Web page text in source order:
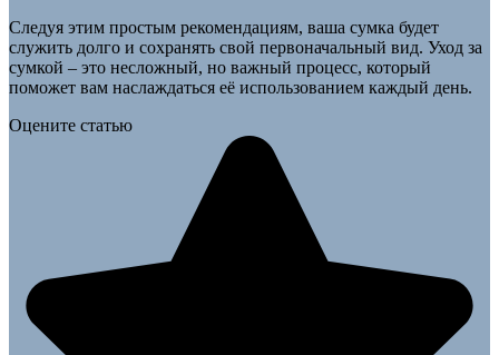
Следуя этим простым рекомендациям, ваша сумка будет
служить долго и сохранять свой первоначальный вид. Уход за
сумкой – это несложный, но важный процесс, который
поможет вам наслаждаться её использованием каждый день.
Оцените статью